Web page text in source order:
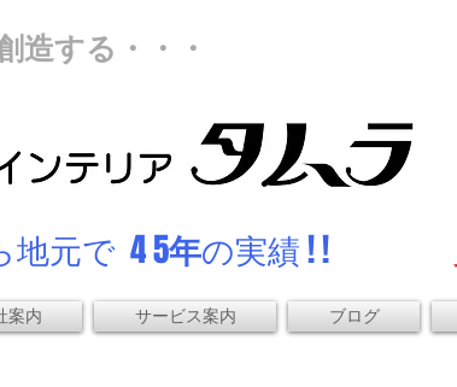
造する・・・
元で 4 5年の実績 ! !
案内 サービス案内 ブログ